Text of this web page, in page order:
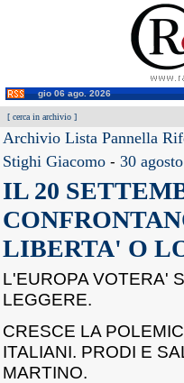
gio 06 ago. 2026
[ cerca in archivio ]
Archivio Lista Pannella
Stighi Giacomo - 30
IL 20
LIBERTA' O
L'EUROPA VOTERA'
LEGGERE.
CRESCE LA
ITALIANI. PRODI E
MARTINO.